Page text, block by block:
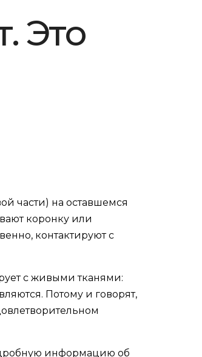
Это
части) на оставшемся
коронку или
контактируют с
с живыми тканями:
Потому и говорят,
информацию об